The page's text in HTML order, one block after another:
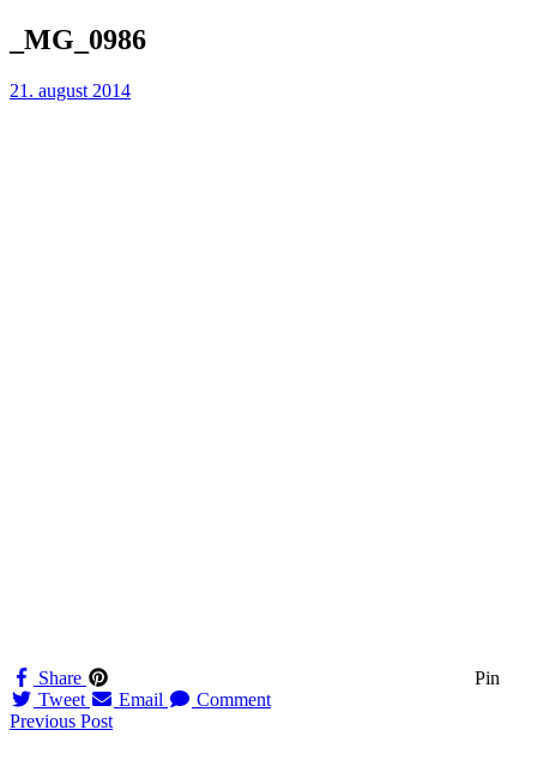
Skip
to_MG_0986
21. august 2014
Share
Pin
Tweet
Email Comment
Navigation
Previous Post